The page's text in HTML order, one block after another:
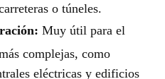
o túneles.
Muy útil para el
complejas, como
eléctricas y edificios